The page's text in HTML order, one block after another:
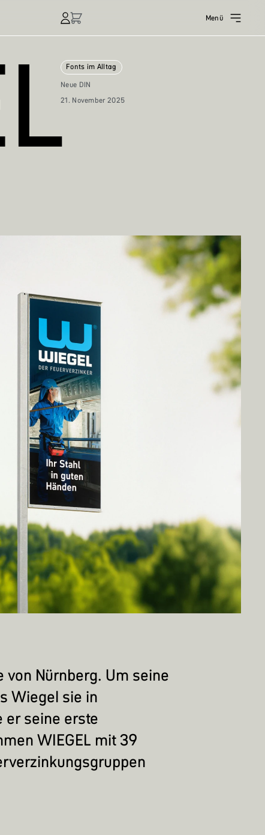
Menü
Fonts im Alltag
Neue DIN
21. November 2025
Nürnberg. Um seine
Wiegel sie in
er seine erste
WIEGEL mit 39